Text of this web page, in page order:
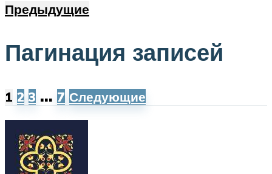
Предыдущие
Пагинация записей
1 2 3 … 7 Следующие